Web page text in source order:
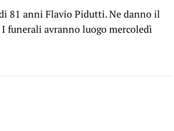
81 anni Flavio Pidutti. Ne danno il
avranno luogo mercoledì